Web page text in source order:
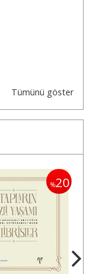
Tümünü göster
%20